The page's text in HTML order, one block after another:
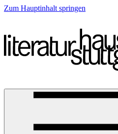
Zum Hauptinhalt springen